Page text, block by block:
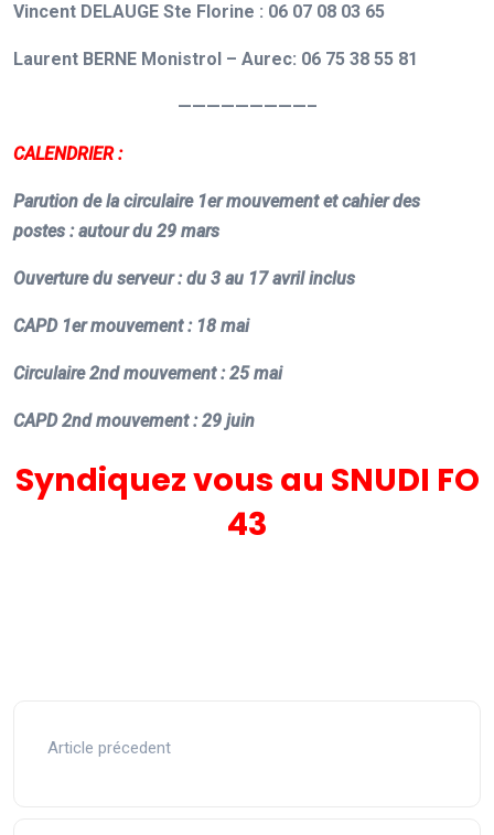
Vincent DELAUGE Ste Florine : 06 07 08 03 65
Laurent BERNE Monistrol – Aurec: 06 75 38 55 81
—————————–
CALENDRIER :
Parution de la circulaire 1er mouvement et cahier des
postes : autour du 29 mars
Ouverture du serveur : du 3 au 17 avril inclus
CAPD 1er mouvement : 18 mai
Circulaire 2nd mouvement : 25 mai
CAPD 2nd mouvement : 29 juin
Syndiquez vous au SNUDI FO
43
Article précedent